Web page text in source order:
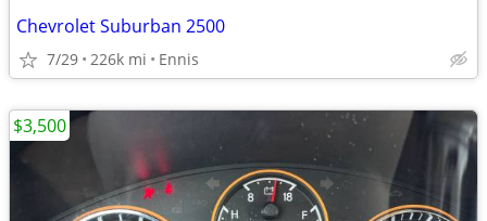
Chevrolet Suburban 2500
7/29 226k mi Ennis
$3,500